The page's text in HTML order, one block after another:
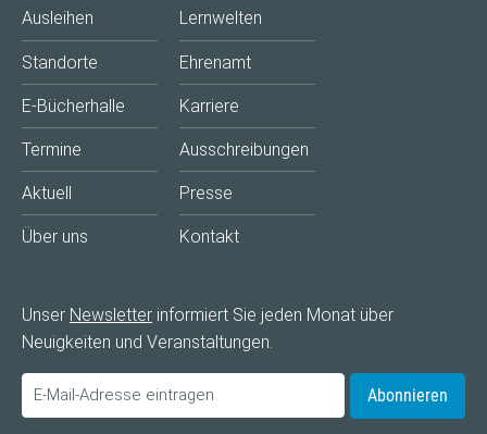
Ausleihen
Standorte
E-Bücherhalle
Termine
Aktuell
Über uns
Lernwelten
Ehrenamt
Karriere
Ausschreibungen
Presse
Kontakt
Unser Newsletter informiert Sie jeden Monat über
Neuigkeiten und Veranstaltungen.
Abonnieren